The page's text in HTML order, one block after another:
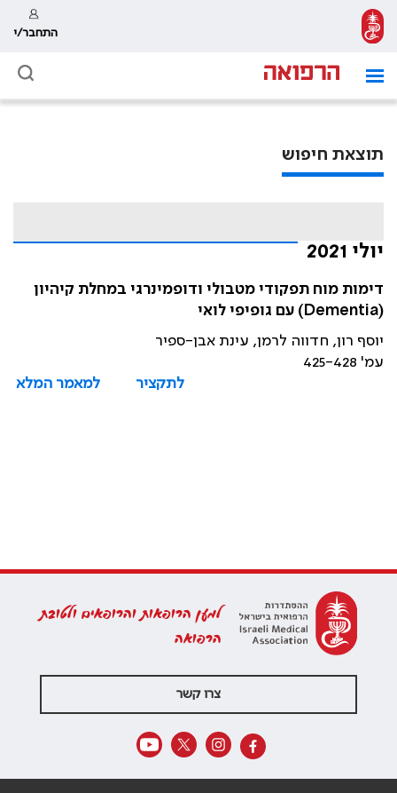
התחבר/י
תוצאת חיפוש
יולי 2021
דימות מוח תפקודי מטבולי ודופמינרגי במחלת קיהיון
(Dementia) עם גופיפי לואי
יוסף רון, חדווה לרמן, עינת אבן-ספיר
עמ' 425-428
לתקציר
למאמר המלא
למען הרופאות והרופאים ולטובת
הרפואה
צרו קשר